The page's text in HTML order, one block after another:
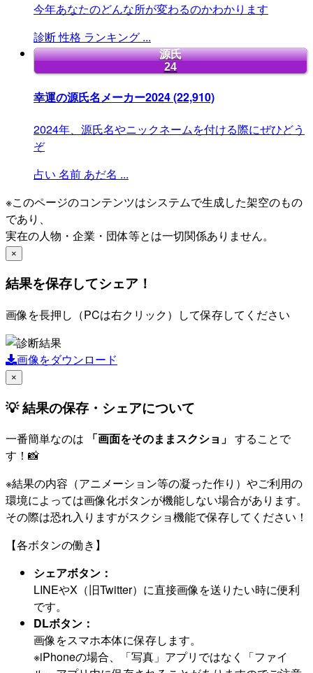
今年あなたのどんな所が変わるのかわかります
診断性格 ランキング ...
源氏
24
幸運の源氏名メーカー2024(22,910)
2024年、源氏名やニックネームを付ける際にぜひどう
ぞ
占い 名前 あだ名 ...
※このページのコンテンツはシステムで生成した架空のもの
であり、
実在の人物・企業・団体等とは一切関係ありません。
×
結果を保存してシェア！
画像を長押し（PCは右クリック）して保存してください
画像をダウンロード
×
💡 結果の保存・シェアについて
一番簡単なのは 「画面をそのままスクショ」 することで
す！📸
※結果の内容（アニメーション等の凝った作り）やご利用の
環境によっては画像化ボタンが機能しない場合があります。
その際は恐れ入りますがスクショ機能で保存してください！
【各ボタンの働き】
シェアボタン：
LINEやX（旧Twitter）に直接画像を送りたい時に便利
です。
DLボタン：
画像をスマホ本体に保存します。
※iPhoneの場合、「写真」アプリではなく「ファイ